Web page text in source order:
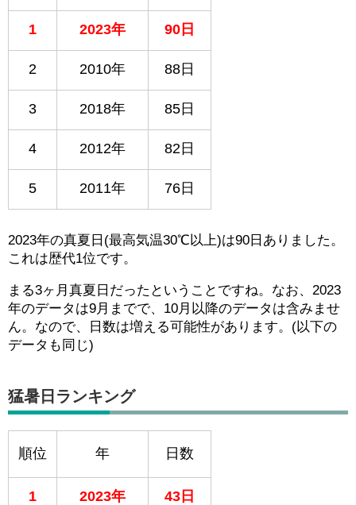
1 2023年 90日
2 2010年 88日
3 2018年 85日
4 2012年 82日
5 2011年 76日
2023年の真夏日(最高気温30℃以上)は90日ありました。
これは歴代1位です。
まる3ヶ月真夏日だったということですね。なお、2023
年のデータは9月までで、10月以降のデータは含みませ
ん。なので、日数は増える可能性があります。(以下の
データも同じ)
猛暑日ランキング
順位 年 日数
1 2023年 43日